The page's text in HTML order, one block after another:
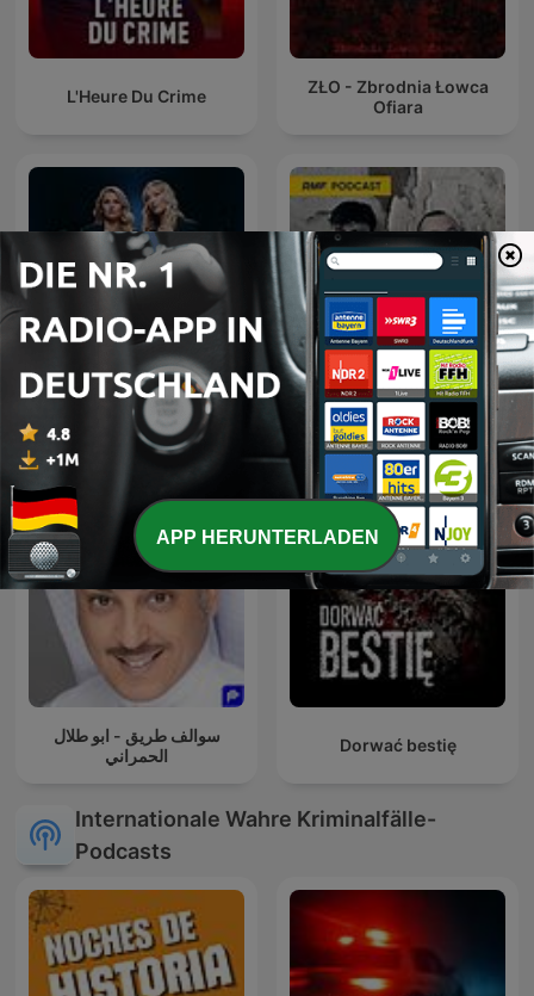
L'Heure Du Crime
ZŁO - Zbrodnia Łowca
Ofiara
MORD AUF EX Sceny zbrodni
سوالف طريق - ابو طلال
الحمراني
Dorwać bestię
Internationale Wahre Kriminalfälle-
Podcasts
APP HERUNTERLADEN